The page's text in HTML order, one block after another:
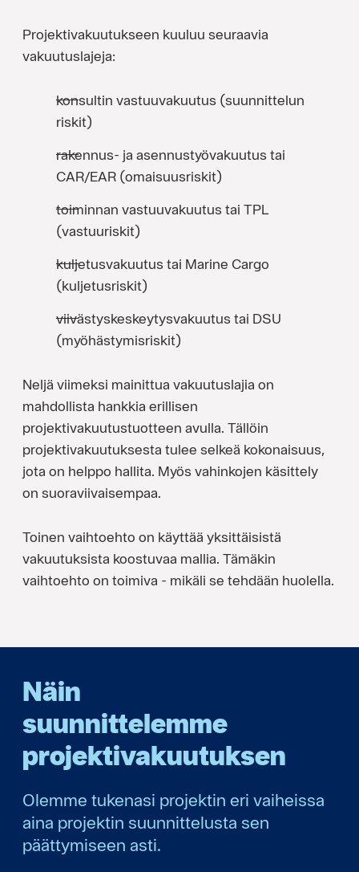
Projektivakuutukseen kuuluu seuraavia
vakuutuslajeja:
konsultin vastuuvakuutus (suunnittelun
riskit)
rakennus- ja asennustyövakuutus tai
CAR/EAR (omaisuusriskit)
toiminnan vastuuvakuutus tai TPL
(vastuuriskit)
kuljetusvakuutus tai Marine Cargo
(kuljetusriskit)
viivästyskeskeytysvakuutus tai DSU
(myöhästymisriskit)
Neljä viimeksi mainittua vakuutuslajia on
mahdollista hankkia erillisen
projektivakuutustuotteen avulla. Tällöin
projektivakuutuksesta tulee selkeä kokonaisuus,
jota on helppo hallita. Myös vahinkojen käsittely
on suoraviivaisempaa.
Toinen vaihtoehto on käyttää yksittäisistä
vakuutuksista koostuvaa mallia. Tämäkin
vaihtoehto on toimiva - mikäli se tehdään huolella.
Näin
suunnittelemme
projektivakuutuksen
Olemme tukenasi projektin eri vaiheissa
aina projektin suunnittelusta sen
päättymiseen asti.